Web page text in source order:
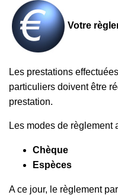
Votre
Les prestations
particuliers doivent être
prestation.
Les modes de règlement
Chèque
Espèces
A ce jour, le règlement